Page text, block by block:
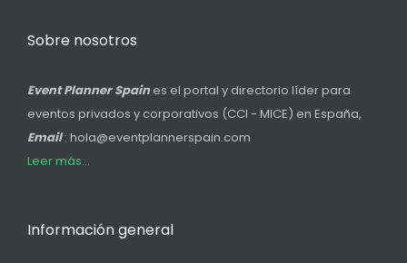
Sobre nosotros
Event Planner Spain es el portal y directorio líder para
eventos privados y corporativos (CCI - MICE) en España,
Email: hola@eventplannerspain.com
Leer más...
Información general